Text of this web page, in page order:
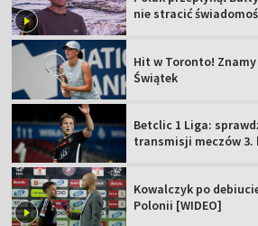
nie stracić
Hit w Toronto!
Świątek
Betclic 1 Liga:
transmisji meczów 3.
Kowalczyk po
Polonii [WIDEO]